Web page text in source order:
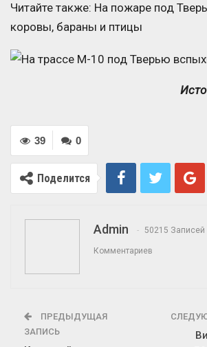
Читайте также: На пожаре под
коровы, бараны и птицы
0
39
Поделится
Admin 50215 Записей
Комментариев
ПРЕДЫДУЩАЯ
ЗАПИСЬ